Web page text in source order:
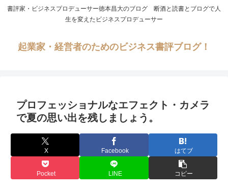
書評家・ビジネスプロデューサー徳本昌大のブログ 断酒と読書とブログで人
生を変えたビジネスプロデューサー
起業家・経営者のためのビジネス書評ブログ！
プロフェッショナルなエフェクト・カメラ
で夏の思い出を残しましょう。
X Facebook はてブ
Pocket LINE コピー